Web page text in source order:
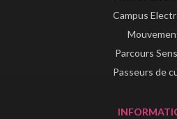
Campus
Parcours
Passeurs de